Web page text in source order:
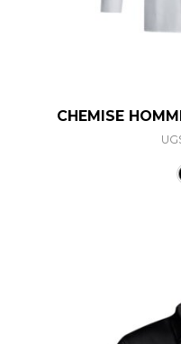
CHEMISE